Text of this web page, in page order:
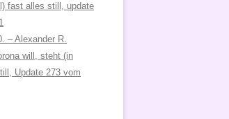
fast alles still, update
– Alexander R.
will, steht (in
Update 273 vom